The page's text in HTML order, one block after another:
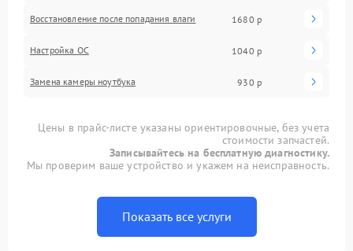
Восстановление после попадания влаги 1680 р
Настройка ОС 1040 р
Замена камеры ноутбука 930 р
Цены в прайс-листе указаны ориентировочные, без учета
стоимости запчастей.
Записывайтесь на бесплатную диагностику.
Мы проверим ваше устройство и укажем на неисправность.
Показать все услуги